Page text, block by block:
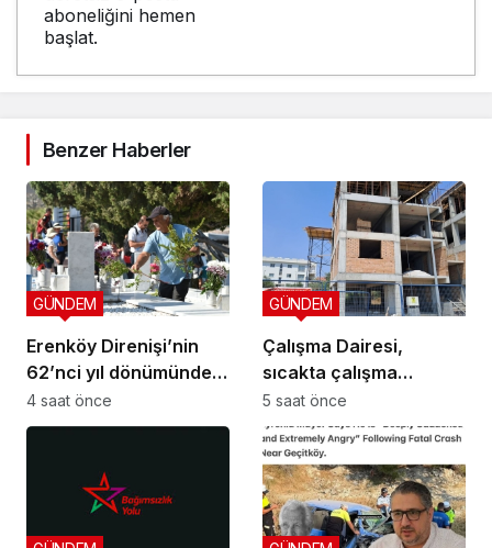
aboneliğini hemen
başlat.
Benzer Haberler
Erenköy Direnişi’nin
62’nci yıl dönümünde
şehitler törenle anıldı
GÜNDEM
4 saat önce
Çalışma Dairesi,
sıcakta çalışma
yasağına uymayan 19
iş yerine uyarı verdi
GÜNDEM
5 saat önce